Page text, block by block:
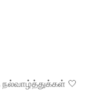
நல்வாழ்த்துக்கள் 🤍